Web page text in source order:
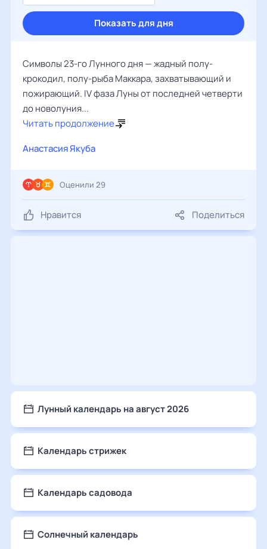
Показать для дня
Символы 23-го Лунного дня — жадный полу-
крокодил, полу-рыба Маккара, захватывающий и
пожирающий. IV фаза Луны от последней четверти
до новолуния...
Читать продолжение
Анастасия Якуба
Нравится Поделиться
Оценили 29
Лунный календарь на август 2026
Календарь стрижек
Календарь садовода
Солнечный календарь